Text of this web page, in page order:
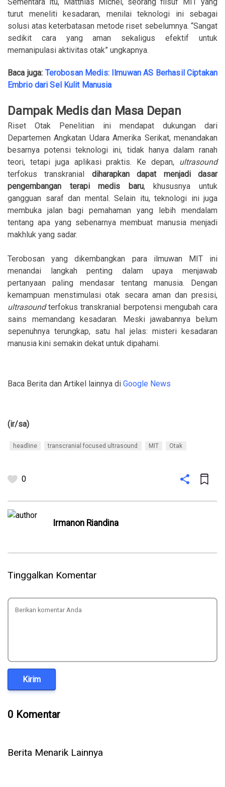
turut meneliti kesadaran, menilai teknologi ini sebagai
solusi atas keterbatasan metode riset sebelumnya. “Sangat
sedikit cara yang aman sekaligus efektif untuk
memanipulasi aktivitas otak” ungkapnya.
Baca juga: Terobosan Medis: Ilmuwan AS Berhasil Ciptakan
Embrio dari Sel Kulit Manusia
Dampak Medis dan Masa Depan
Riset Otak Penelitian ini mendapat dukungan dari
Departemen Angkatan Udara Amerika Serikat, menandakan
besarnya potensi teknologi ini, tidak hanya dalam ranah
teori, tetapi juga aplikasi praktis. Ke depan, ultrasound
terfokus transkranial diharapkan dapat menjadi dasar
pengembangan terapi medis baru, khususnya untuk
gangguan saraf dan mental. Selain itu, teknologi ini juga
membuka jalan bagi pemahaman yang lebih mendalam
tentang apa yang sebenarnya membuat manusia menjadi
makhluk yang sadar.
Terobosan yang dikembangkan para ilmuwan MIT ini
menandai langkah penting dalam upaya menjawab
pertanyaan paling mendasar tentang manusia. Dengan
kemampuan menstimulasi otak secara aman dan presisi,
ultrasoundterfokus transkranial berpotensi mengubah cara
sains memandang kesadaran. Meski jawabannya belum
sepenuhnya terungkap, satu hal jelas: misteri kesadaran
manusia kini semakin dekat untuk dipahami.
Baca Berita dan Artikel lainnya di Google News
(ir/sa)
headline transcranial focused ultrasound MIT Otak
0
Irmanon Riandina
Tinggalkan Komentar
Kirim
0 Komentar
Berita Menarik Lainnya